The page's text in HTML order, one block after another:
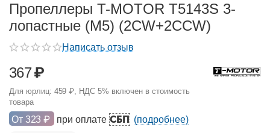
Пропеллеры T-MOTOR T5143S 3-
лопастные (M5) (2CW+2CCW)
Написать отзыв
367₽
Для юрлиц: 459 ₽, НДС 5% включен в стоимость
товара
От 323 ₽ при оплатеСБП (подробнее)